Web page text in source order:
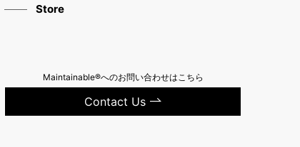
Store
Maintainable®へのお問い合わせはこちら
Contact Us